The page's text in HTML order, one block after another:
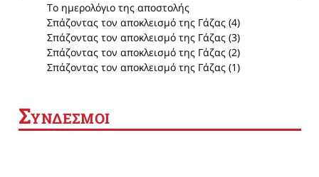
Το ημερολόγιο της αποστολής
Σπάζοντας τον αποκλεισμό της Γάζας (4)
Σπάζοντας τον αποκλεισμό της Γάζας (3)
Σπάζοντας τον αποκλεισμό της Γάζας (2)
Σπάζοντας τον αποκλεισμό της Γάζας (1)
ΣΥΝΔΕΣΜΟΙ